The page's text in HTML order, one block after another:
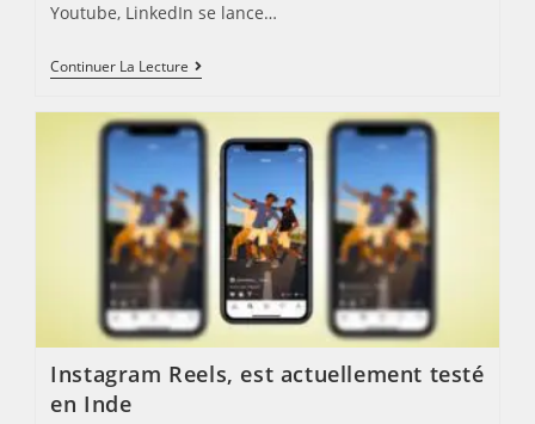
Youtube, LinkedIn se lance…
Continuer La Lecture POURQUOI
ET
UTILISER
LES
STORIES
LINKEDIN
?
Instagram Reels, est actuellement testé
en Inde